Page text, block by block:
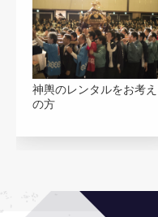
神輿のレンタルをお考え
の方